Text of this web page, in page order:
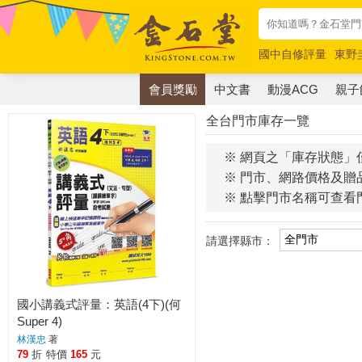
國中自修評量
東野
唯紅花綻放
奧德賽
會員獎勵 中文書 動漫ACG 親
全台門市庫存一覽
※ 網頁之「庫存狀態」
※ 門市、網路價格及贈
※ 點擊門市名稱可查看
請選擇縣市：
國小講義式評量：英語(4下)(何
Super 4)
林漢忠 著
79 折 特價 165 元